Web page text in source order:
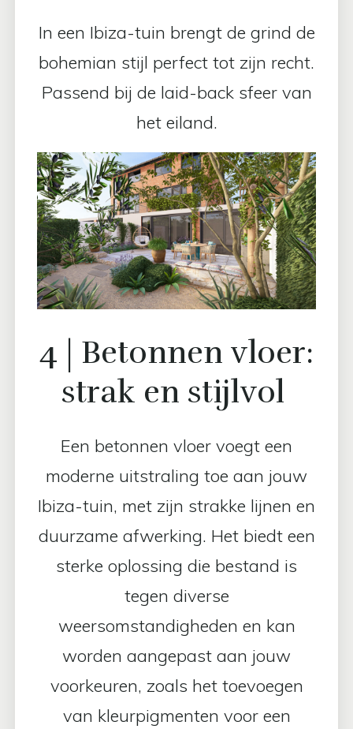
In een Ibiza-tuin brengt de grind de
bohemian stijl perfect tot zijn recht.
Passend bij de laid-back sfeer van
het eiland.
4 | Betonnen vloer:
strak en stijlvol
Een betonnen vloer voegt een
moderne uitstraling toe aan jouw
Ibiza-tuin, met zijn strakke lijnen en
duurzame afwerking. Het biedt een
sterke oplossing die bestand is
tegen diverse
weersomstandigheden en kan
worden aangepast aan jouw
voorkeuren, zoals het toevoegen
van kleurpigmenten voor een